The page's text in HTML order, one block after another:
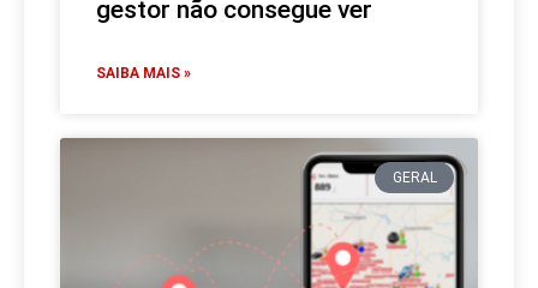
gestor não consegue ver
SAIBA MAIS »
GERAL